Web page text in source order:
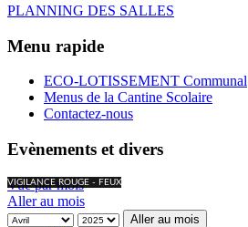
PLANNING DES SALLES
Menu rapide
ECO-LOTISSEMENT Communal
Menus de la Cantine Scolaire
Contactez-nous
Evènements et divers
VIGILANCE ROUGE - FEUX
Vue par mois
Aller au mois
Aller au mois